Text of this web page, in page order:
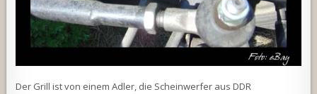
Der Grill ist von einem Adler, die Scheinwerfer aus DDR